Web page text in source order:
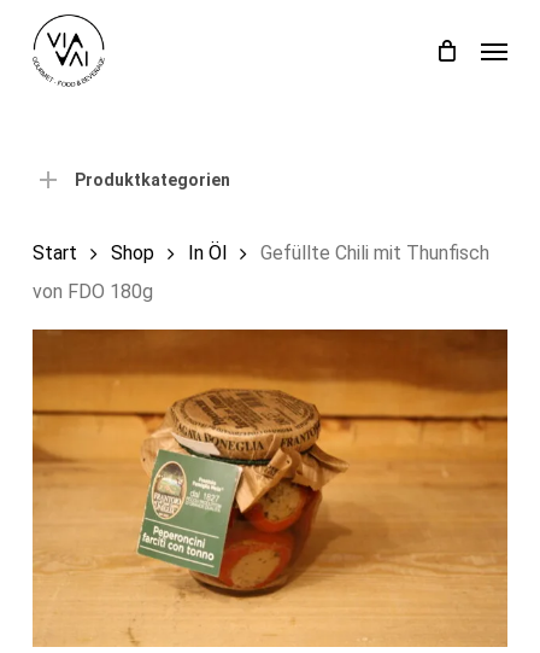
Einkaufswagen Close
Produktkategorien
Start Shop In Öl
Gefüllte Chili mit Thunfisch
von FDO 180g